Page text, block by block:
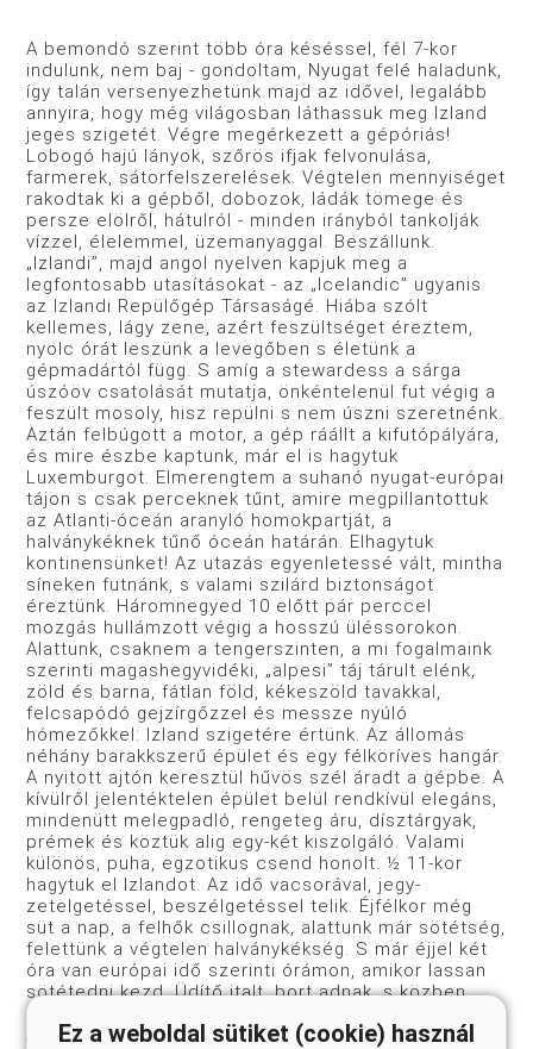
A bemondó szerint több óra késéssel, fél 7-kor
indulunk, nem baj - gondoltam, Nyugat felé haladunk,
így talán verse­nyezhetünk majd az idővel, legalább
annyira, hogy még vilá­gosban láthassuk meg Izland
jeges szigetét. Végre megérkezett a gépóriás!
Lobogó hajú lányok, szőrös ifjak felvonulása,
farmerek, sátorfelszerelések. Végtelen mennyiséget
rakodtak ki a gépből, dobozok, ládák tömege és
persze elölről, hátul­ról - minden irányból tankolják
vízzel, élelemmel, üzemanyag­gal. Beszállunk.
„Izlandi”, majd angol nyelven kapjuk meg a
legfontosabb utasításokat - az „Icelandic” ugyanis
az Izlandi Repülőgép Társaságé. Hiába szólt
kellemes, lágy zene, azért feszültséget éreztem,
nyolc órát leszünk a levegőben s életünk a
gépmadártól függ. S amíg a stewardess a sárga
úszóöv csa­tolását mutatja, önkéntelenül fut végig a
feszült mosoly, hisz repülni s nem úszni szeretnénk.
Aztán felbúgott a motor, a gép ráállt a kifutópályára,
és mire észbe kaptunk, már el is hagy­tuk
Luxemburgot. Elmerengtem a suhanó nyugat-európai
tájon s csak perceknek tűnt, amire megpillantottuk
az Atlanti-­óceán aranyló homokpartját, a
halványkéknek tűnő óceán határán. Elhagytuk
kontinensünket! Az utazás egyenletessé vált, mintha
síneken futnánk, s valami szilárd biztonságot
éreztünk. Háromnegyed 10 előtt pár perccel
mozgás hullámzott végig a hosszú üléssorokon.
Alattunk, csaknem a tengerszinten, a mi fogal­maink
szerinti magashegyvidéki, „alpesi” táj tárult elénk,
zöld és barna, fátlan föld, kékeszöld tavakkal,
felcsapódó gej­zírgőzzel és messze nyúló
hómezőkkel: Izland szigetére értünk. Az állomás
néhány barakkszerű épület és egy félköríves han­gár.
A nyitott ajtón keresztül hűvös szél áradt a gépbe. A
kívül­ről jelentéktelen épület belül rendkívül elegáns,
mindenütt melegpadló, rengeteg áru, dísztárgyak,
prémek és köztük alig egy-két kiszolgáló. Valami
különös, puha, egzotikus csend honolt. ½ 11-kor
hagytuk el Izlandot. Az idő vacsorával, jegy­
zetelgetéssel, beszélgetéssel telik. Éjfélkor még
süt a nap, a fel­hők csillognak, alattunk már sötétség,
felettünk a végtelen halványkékség. S már éjjel két
óra van európai idő szerinti órámon, amikor lassan
sötétedni kezd. Üdítő italt, bort adnak, s közben
már csak másfél óra választ el minket New Yorktól.
Ahogy az érkezés közeledett, újra feltámadt
Ez a weboldal sütiket (cookie) használ